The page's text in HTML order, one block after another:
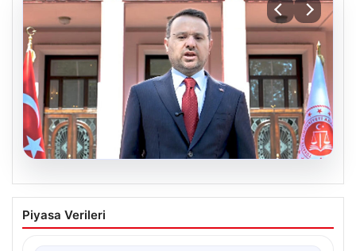
Bakan Gürlek’ten Çerçeve Yasa
Açıklaması: Hukuk Devleti İlkeleri
Piyasa Verileri